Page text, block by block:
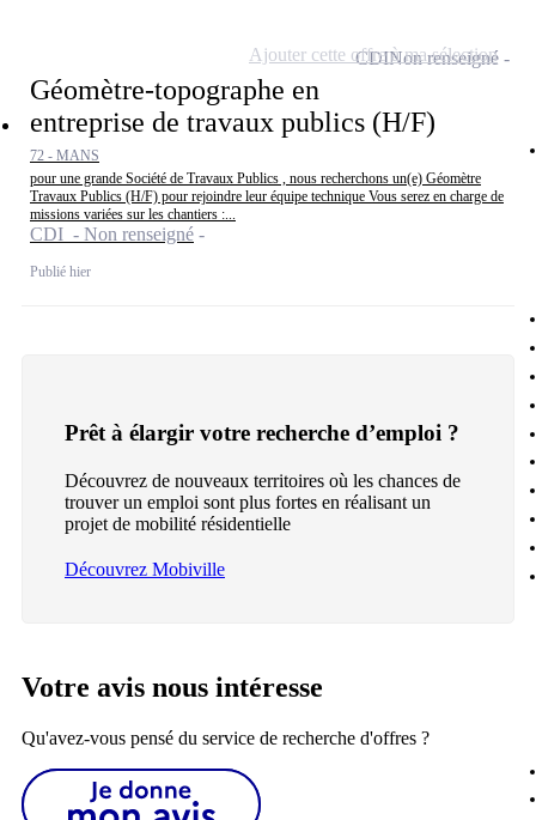
Géomètre-topographe en
entreprise de travaux publics (H/F)
72 - MANS
pour une grande Société de Travaux Publics , nous recherchons un(e) Géomètre
Travaux Publics (H/F) pour rejoindre leur équipe technique Vous serez en charge de
missions variées sur les chantiers :...
CDI - Non renseigné
Publié hier
CDINon renseigné
Ajouter cette offre à ma sélection
Prêt à élargir votre recherche d’emploi ?
Découvrez de nouveaux territoires où les chances de
trouver un emploi sont plus fortes en réalisant un
projet de mobilité résidentielle
Découvrez Mobiville
Votre avis nous intéresse
Qu'avez-vous pensé du service de recherche d'offres ?